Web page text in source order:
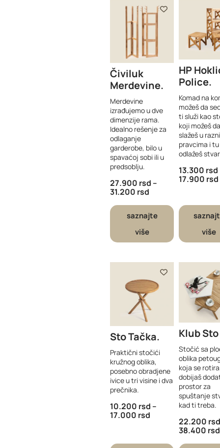
Čiviluk
Merdevine
Merdevine
izrađujemo u dve
dimenzije rama.
Idealno rešenje za
odlaganje
garderobe, bilo u
spavaćoj sobi ili u
predsoblju.
27.900 rsd –
31.200 rsd
saznajte
više
HP
Police
Komad na
možeš da
ti služi kao
koji možeš da
slažeš u
pravcima i tu
odlažeš
13.300 rsd
17.900 rsd
više
Sto Tačka
Praktični stočići
kružnog oblika,
posebno obradjene
ivice u tri visine i dva
prečnika.
10.200 rsd –
17.000 rsd
Klub
Stočić sa
oblika
koja se
dobijaš
prostor za
spuštanje
kad ti treba.
22.200 rsd
38.400 rsd